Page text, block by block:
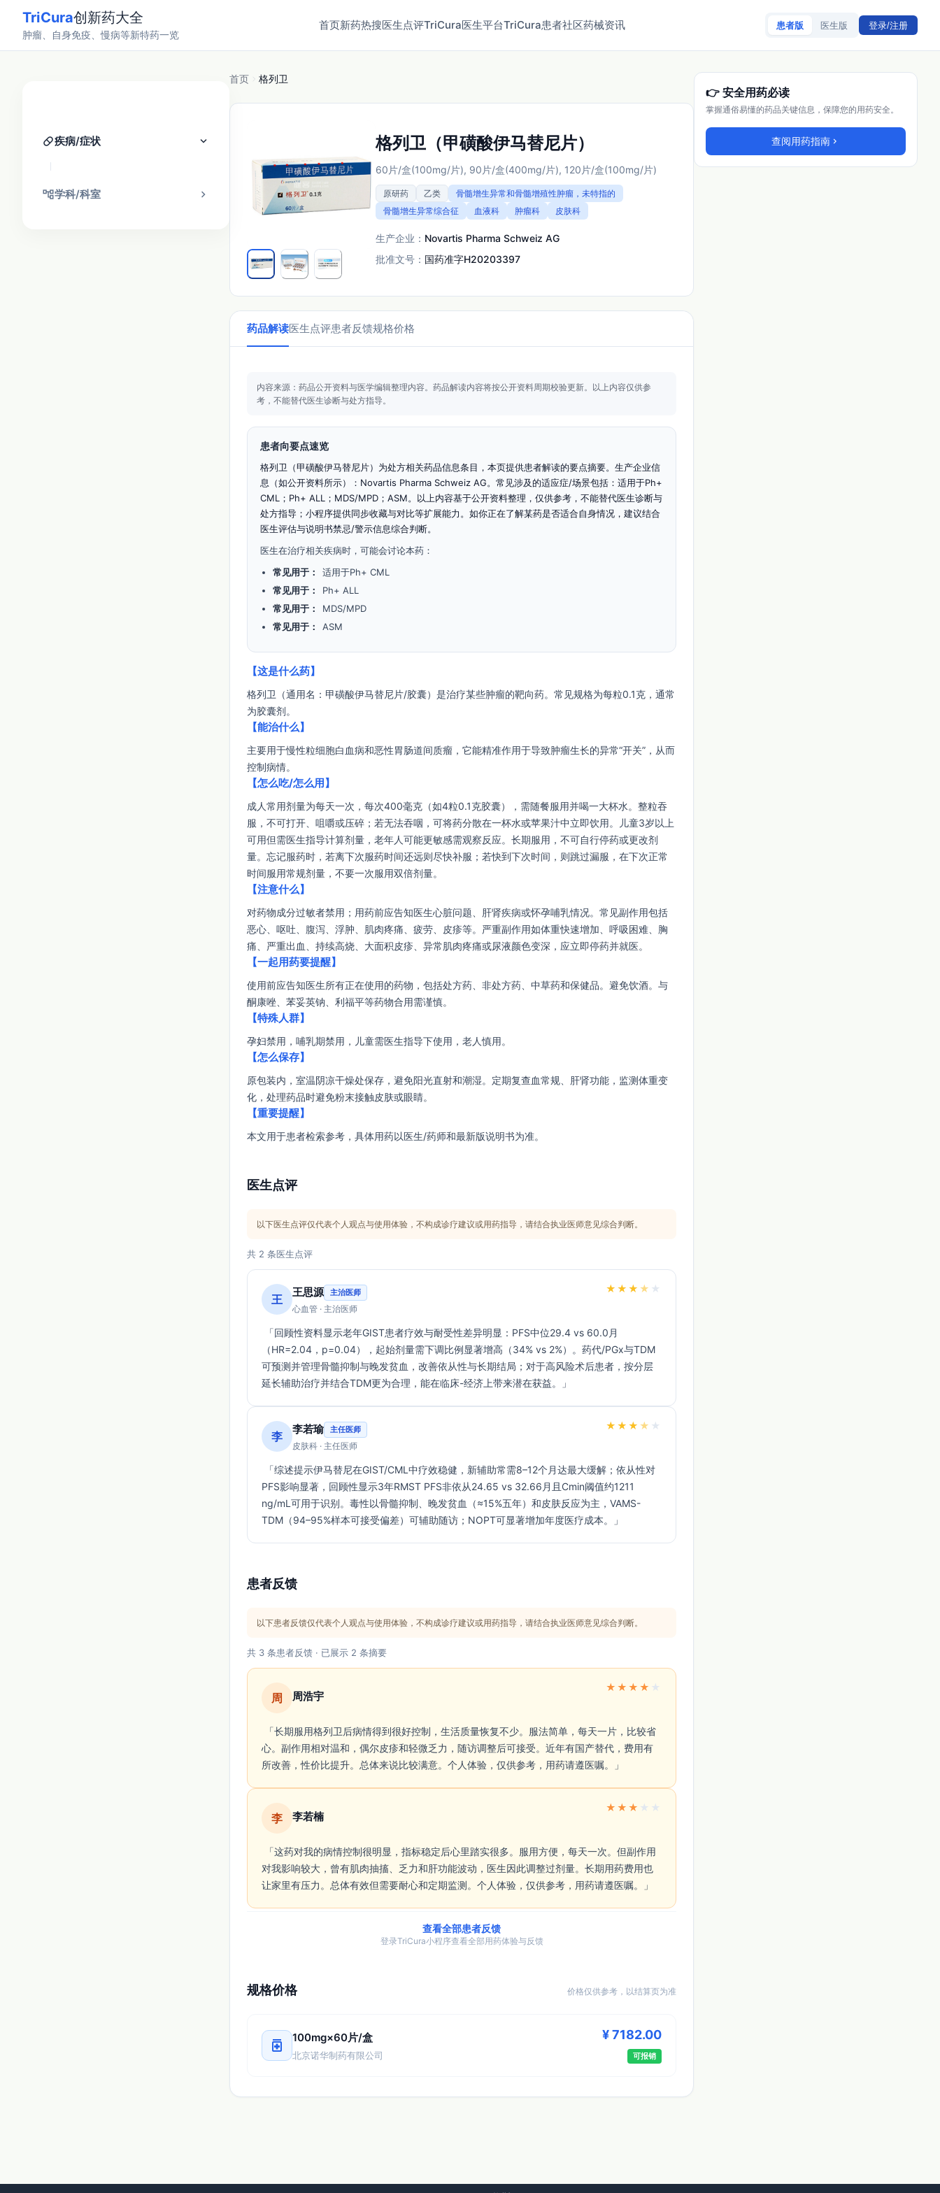
TriCura创新药大全
肿瘤、自身免疫、慢病等新特药一览
首页新药热搜医生点评TriCura医生平台TriCura患者社区药械资讯 患者版 医生版 登录/注册
pill疾病/症状 keyboard_arrow_down
account_tree学科/科室 chevron_right
首页 格列卫
格列卫（甲磺酸伊马替尼片）
60片/盒(100mg/片), 90片/盒(400mg/片), 120片/盒(100mg/片)
原研药 乙类
骨髓增生异常和骨髓增殖性肿瘤，未特指的
骨髓增生异常综合征
血液科 肿瘤科 皮肤科
生产企业： Novartis Pharma Schweiz AG
批准文号： 国药准字H20203397
药品解读医生点评患者反馈规格价格
内容来源：药品公开资料与医学编辑整理内容。 药品解读内容将按公开资料周期校验更新。 以上内容仅供参
考，不能替代医生诊断与处方指导。
患者向要点速览
格列卫（甲磺酸伊马替尼片）为处方相关药品信息条目，本页提供患者解读的要点摘要。生产企业信
息（如公开资料所示）：Novartis Pharma Schweiz AG。常见涉及的适应症/场景包括：适用于Ph+
CML；Ph+ ALL；MDS/MPD；ASM。以上内容基于公开资料整理，仅供参考，不能替代医生诊断与
处方指导；小程序提供同步收藏与对比等扩展能力。如你正在了解某药是否适合自身情况，建议结合
医生评估与说明书禁忌/警示信息综合判断。
医生在治疗相关疾病时，可能会讨论本药：
常见用于：
适用于Ph+ CML
常见用于：
Ph+ ALL
常见用于：
MDS/MPD
常见用于：
ASM
【这是什么药】
格列卫（通用名：甲磺酸伊马替尼片/胶囊）是治疗某些肿瘤的靶向药。常见规格为每粒0.1克，通常
为胶囊剂。
【能治什么】
主要用于慢性粒细胞白血病和恶性胃肠道间质瘤，它能精准作用于导致肿瘤生长的异常“开关”，从而
控制病情。
【怎么吃/怎么用】
成人常用剂量为每天一次，每次400毫克（如4粒0.1克胶囊），需随餐服用并喝一大杯水。整粒吞
服，不可打开、咀嚼或压碎；若无法吞咽，可将药分散在一杯水或苹果汁中立即饮用。儿童3岁以上
可用但需医生指导计算剂量，老年人可能更敏感需观察反应。长期服用，不可自行停药或更改剂
量。忘记服药时，若离下次服药时间还远则尽快补服；若快到下次时间，则跳过漏服，在下次正常
时间服用常规剂量，不要一次服用双倍剂量。
【注意什么】
对药物成分过敏者禁用；用药前应告知医生心脏问题、肝肾疾病或怀孕哺乳情况。常见副作用包括
恶心、呕吐、腹泻、浮肿、肌肉疼痛、疲劳、皮疹等。严重副作用如体重快速增加、呼吸困难、胸
痛、严重出血、持续高烧、大面积皮疹、异常肌肉疼痛或尿液颜色变深，应立即停药并就医。
【一起用药要提醒】
使用前应告知医生所有正在使用的药物，包括处方药、非处方药、中草药和保健品。避免饮酒。与
酮康唑、苯妥英钠、利福平等药物合用需谨慎。
【特殊人群】
孕妇禁用，哺乳期禁用，儿童需医生指导下使用，老人慎用。
【怎么保存】
原包装内，室温阴凉干燥处保存，避免阳光直射和潮湿。定期复查血常规、肝肾功能，监测体重变
化，处理药品时避免粉末接触皮肤或眼睛。
【重要提醒】
本文用于患者检索参考，具体用药以医生/药师和最新版说明书为准。
医生点评
以下医生点评仅代表个人观点与使用体验，不构成诊疗建议或用药指导，请结合执业医师意见综合判断。
共 2 条医生点评
王 王思源 主治医师
心血管 · 主治医师
★ ★ ★ ★ ★
（HR=2.04，p=0.04），起始剂量需下调比例显著增高（34% vs 2%）。药代/PGx与TDM
可预测并管理骨髓抑制与晚发贫血，改善依从性与长期结局；对于高风险术后患者，按分层
延长辅助治疗并结合TDM更为合理，能在临床-经济上带来潜在获益。」
李 李若瑜 主任医师
皮肤科 · 主任医师
★ ★ ★ ★ ★
PFS影响显著，回顾性显示3年RMST PFS非依从24.65 vs 32.66月且Cmin阈值约1211
ng/mL可用于识别。毒性以骨髓抑制、晚发贫血（≈15%五年）和皮肤反应为主，VAMS-
TDM（94–95%样本可接受偏差）可辅助随访；NOPT可显著增加年度医疗成本。」
患者反馈
以下患者反馈仅代表个人观点与使用体验，不构成诊疗建议或用药指导，请结合执业医师意见综合判断。
共 3 条患者反馈 · 已展示 2 条摘要
周 周浩宇
★ ★ ★ ★ ★
心。副作用相对温和，偶尔皮疹和轻微乏力，随访调整后可接受。近年有国产替代，费用有
所改善，性价比提升。总体来说比较满意。个人体验，仅供参考，用药请遵医嘱。」
李 李若楠
★ ★ ★ ★ ★
对我影响较大，曾有肌肉抽搐、乏力和肝功能波动，医生因此调整过剂量。长期用药费用也
让家里有压力。总体有效但需要耐心和定期监测。个人体验，仅供参考，用药请遵医嘱。」
查看全部患者反馈
登录TriCura小程序查看全部用药体验与反馈
规格价格 价格仅供参考，以结算页为准
medication 100mg×60片/盒
北京诺华制药有限公司
¥ 7182.00
可报销
👉 安全用药必读
掌握通俗易懂的药品关键信息，保障您的用药安全。
查阅用药指南 chevron_right